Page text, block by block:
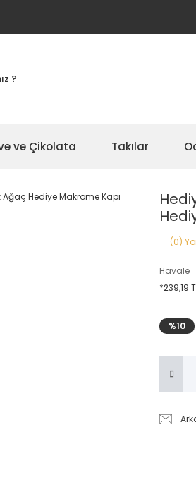
ve Çikolata Takılar
(0)
Havale
*239,19
%10